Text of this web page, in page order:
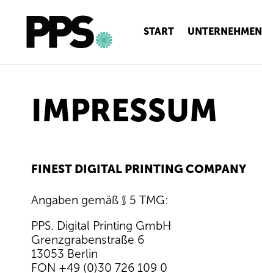
START UNTERNEHMEN
IMPRESSUM
FINEST DIGITAL PRINTING COMPANY
Angaben gemäß § 5 TMG:
PPS. Digital Printing GmbH
Grenzgrabenstraße 6
13053 Berlin
FON +49 (0)30 726 109 0